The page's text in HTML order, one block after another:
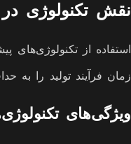
نقش تکنولوژی
استفاده از تکنولوژی‌های
زمان فرآیند تولید را به
ویژگی‌های